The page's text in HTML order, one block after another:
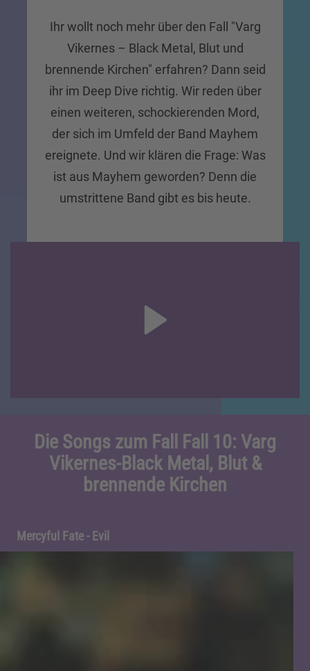
Ihr wollt noch mehr über den Fall "Varg
Vikernes – Black Metal, Blut und
brennende Kirchen" erfahren? Dann seid
ihr im Deep Dive richtig. Wir reden über
einen weiteren, schockierenden Mord,
der sich im Umfeld der Band Mayhem
ereignete. Und wir klären die Frage: Was
ist aus Mayhem geworden? Denn die
umstrittene Band gibt es bis heute.
Die Songs zum Fall Fall 10: Varg
Vikernes-Black Metal, Blut &
brennende Kirchen
Mercyful Fate - Evil